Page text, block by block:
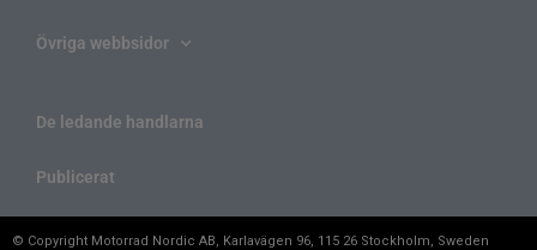
Övriga webbsidor
De ledande handlarna
Publicerat
© Copyright Motorrad Nordic AB, Karlavägen 96, 115 26 Stockholm, Sweden